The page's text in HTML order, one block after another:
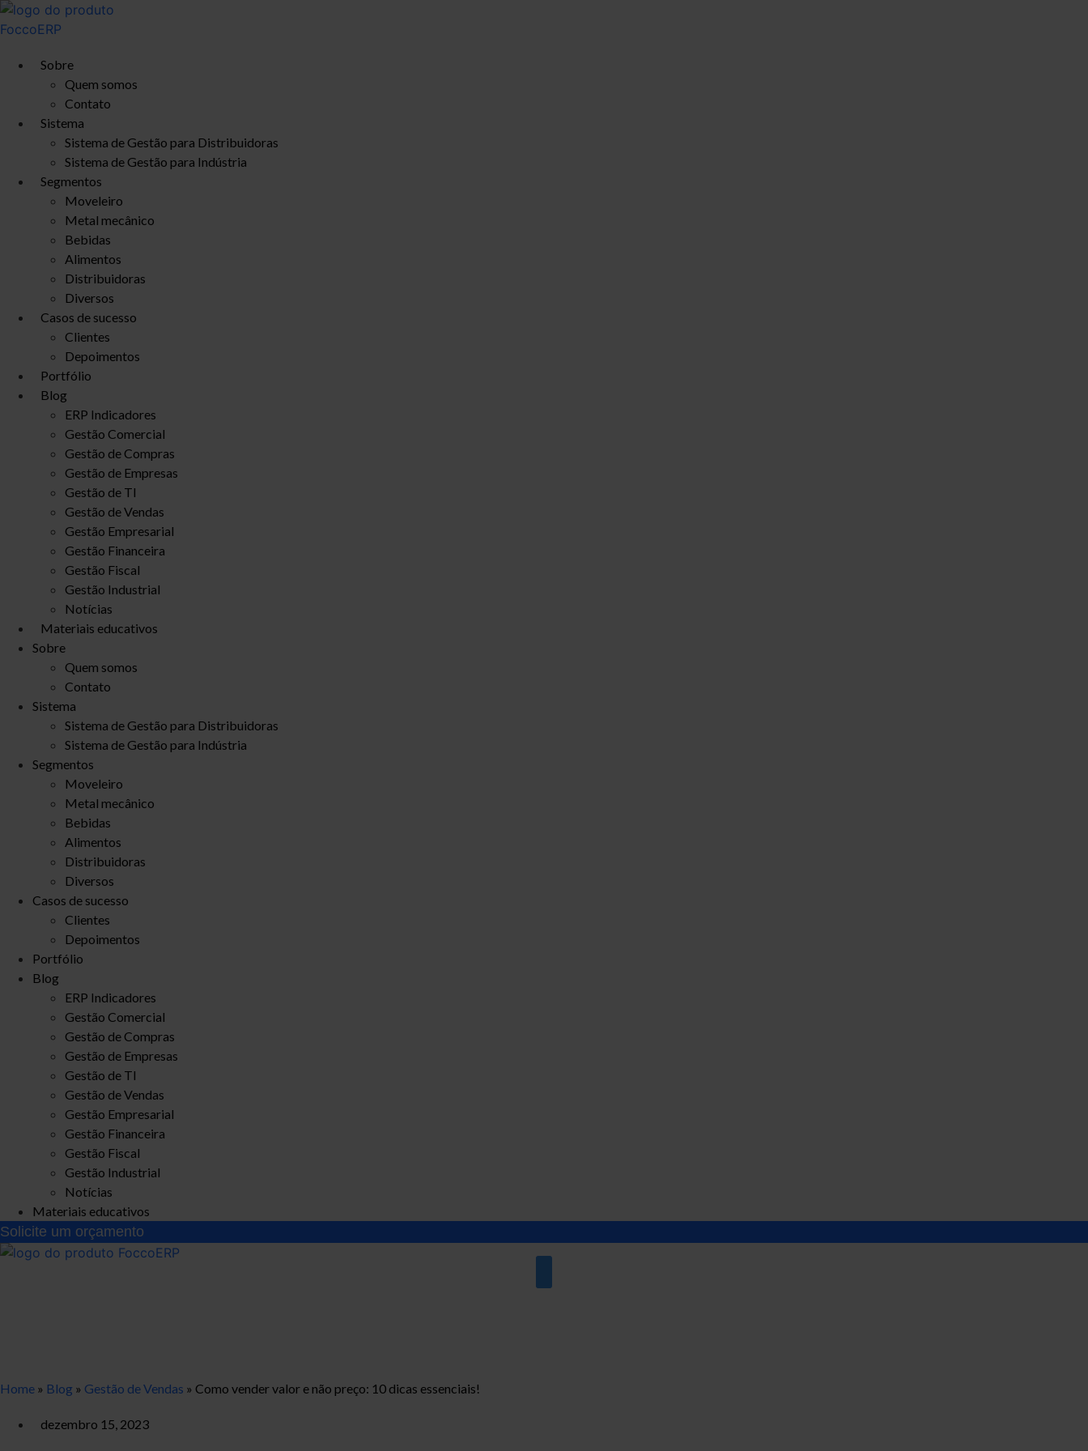
Ir
para
conteúdoSobre
Quem somos
Contato
Sistema
Sistema de Gestão para Distribuidoras
Sistema de Gestão para Indústria
Segmentos
Moveleiro
Metal mecânico
Bebidas
Alimentos
Distribuidoras
Diversos
Casos de sucesso
Clientes
Depoimentos
Portfólio
Blog
ERP Indicadores
Gestão Comercial
Gestão de Compras
Gestão de Empresas
Gestão de TI
Gestão de Vendas
Gestão Empresarial
Gestão Financeira
Gestão Fiscal
Gestão Industrial
Notícias
Materiais educativos
Sobre
Quem somos
Contato
Sistema
Sistema de Gestão para Distribuidoras
Sistema de Gestão para Indústria
Segmentos
Moveleiro
Metal mecânico
Bebidas
Alimentos
Distribuidoras
Diversos
Casos de sucesso
Clientes
Depoimentos
Portfólio
Blog
ERP Indicadores
Gestão Comercial
Gestão de Compras
Gestão de Empresas
Gestão de TI
Gestão de Vendas
Gestão Empresarial
Gestão Financeira
Gestão Fiscal
Gestão Industrial
Notícias
Materiais educativos
Solicite um orçamento
Home » Blog » Gestão de Vendas » Como vender valor e não preço: 10 dicas essenciais!
dezembro 15, 2023